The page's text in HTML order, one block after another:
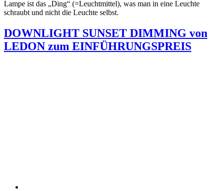
Lampe ist das „Ding“ (=Leuchtmittel), was man in eine Leuchte
schraubt und nicht die Leuchte selbst.
DOWNLIGHT SUNSET DIMMING von
LEDON zum EINFÜHRUNGSPREIS